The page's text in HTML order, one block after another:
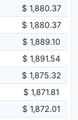
$ 1,880.37
$ 1,880.37
$ 1,889.10
$ 1,891.54
$ 1,875.32
$ 1,871.81
$ 1,872.01